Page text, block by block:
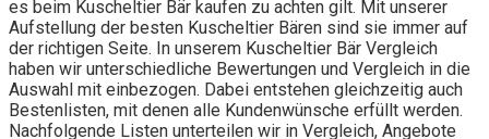
es beim Kuscheltier Bär kaufen zu achten gilt. Mit unserer
Aufstellung der besten Kuscheltier Bären sind sie immer auf
der richtigen Seite. In unserem Kuscheltier Bär Vergleich
haben wir unterschiedliche Bewertungen und Vergleich in die
Auswahl mit einbezogen. Dabei entstehen gleichzeitig auch
Bestenlisten, mit denen alle Kundenwünsche erfüllt werden.
Nachfolgende Listen unterteilen wir in Vergleich, Angebote